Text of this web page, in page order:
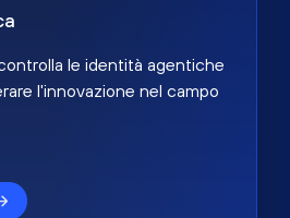
le identità agentiche
l'innovazione nel campo